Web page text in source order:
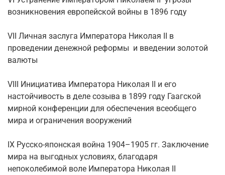
возникновения европейской войны в 1896 году
VII Личная заслуга Императора Николая II в
проведении денежной реформы и введении золотой
валюты
VIII Инициатива Императора Николая II и его
настойчивость в деле созыва в 1899 году Гаагской
мирной конференции для обеспечения всеобщего
мира и ограничения вооружений
IX Русско-японская война 1904–1905 гг. Заключение
мира на выгодных условиях, благодаря
непоколебимой воле Императора Николая II